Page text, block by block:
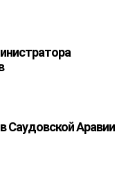
Саудовской Аравии